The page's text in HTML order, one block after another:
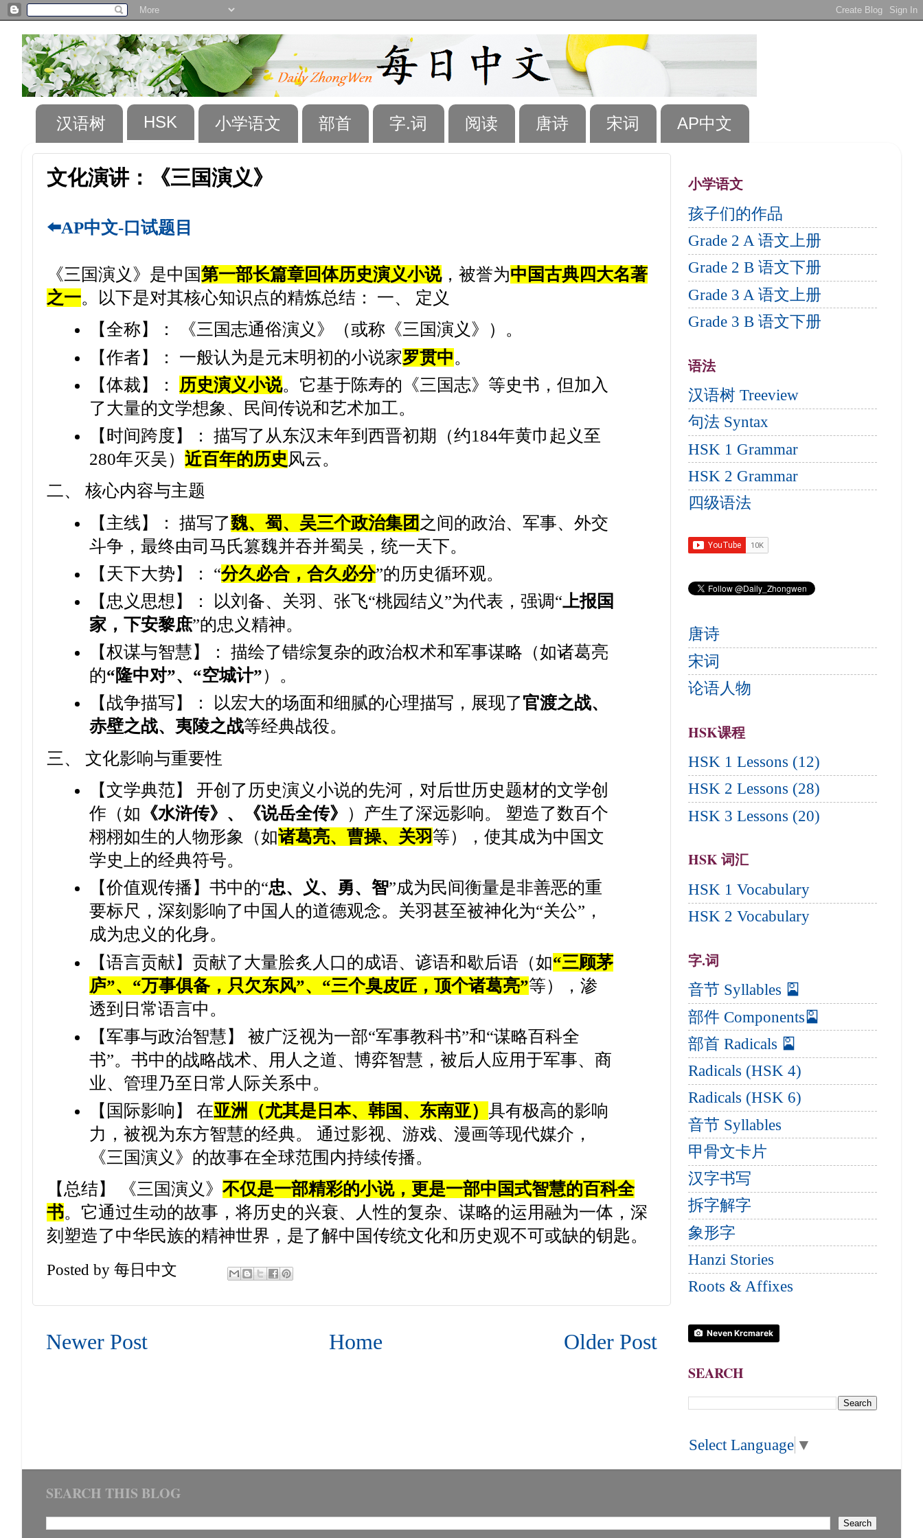
汉语树 HSK 小学语文 部首 字.词 阅读 唐诗 宋词 AP中文
文化演讲：《三国演义》
⬅️AP中文-口试题目
《三国演义》是中国第一部长篇章回体历史演义小说，被誉为中国古典四大名著
之一。以下是对其核心知识点的精炼总结： 一、 定义
【全称】： 《三国志通俗演义》（或称《三国演义》）。
【作者】： 一般认为是元末明初的小说家罗贯中。
【体裁】： 历史演义小说。它基于陈寿的《三国志》等史书，但加入
了大量的文学想象、民间传说和艺术加工。
【时间跨度】： 描写了从东汉末年到西晋初期（约184年黄巾起义至
280年灭吴） 近百年的历史 风云。
二、 核心内容与主题
【主线】： 描写了魏、蜀、吴三个政治集团 之间的政治、军事、外交
斗争，最终由司马氏篡魏并吞并蜀吴，统一天下。
【天下大势】： “分久必合，合久必分”的历史循环观。
【忠义思想】： 以刘备、关羽、张飞“桃园结义”为代表，强调“上报国
家，下安黎庶”的忠义精神。
【权谋与智慧】： 描绘了错综复杂的政治权术和军事谋略（如诸葛亮
的“隆中对”、“空城计”）。
【战争描写】： 以宏大的场面和细腻的心理描写，展现了官渡之战、
赤壁之战、夷陵之战等经典战役。
三、 文化影响与重要性
【文学典范】 开创了历史演义小说的先河，对后世历史题材的文学创
作（如 《水浒传》、《说岳全传》
）产生了深远影响。 塑造了数百个
栩栩如生的人物形象（如诸葛亮、曹操、关羽等），使其成为中国文
学史上的经典符号。
【价值观传播】书中的“忠、义、勇、智”成为民间衡量是非善恶的重
要标尺，深刻影响了中国人的道德观念。关羽甚至被神化为“关公”，
成为忠义的化身。
【语言贡献】贡献了大量脍炙人口的成语、谚语和歇后语（如“三顾茅
庐”、“万事俱备，只欠东风”、“三个臭皮匠，顶个诸葛亮”等），渗
透到日常语言中。
【军事与政治智慧】 被广泛视为一部“军事教科书”和“谋略百科全
书”。书中的战略战术、用人之道、博弈智慧，被后人应用于军事、商
业、管理乃至日常人际关系中。
【国际影响】 在亚洲（尤其是日本、韩国、东南亚） 具有极高的影响
力，被视为东方智慧的经典。 通过影视、游戏、漫画等现代媒介，
《三国演义》的故事在全球范围内持续传播。
【总结】 《三国演义》 不仅是一部精彩的小说，更是一部中国式智慧的百科全
书。它通过生动的故事，将历史的兴衰、人性的复杂、谋略的运用融为一体，深
刻塑造了中华民族的精神世界，是了解中国传统文化和历史观不可或缺的钥匙。
Posted by 每日中文
Newer Post Older Post
Home
小学语文
孩子们的作品
Grade 2 A 语文上册
Grade 2 B 语文下册
Grade 3 A 语文上册
Grade 3 B 语文下册
语法
汉语树 Treeview
句法 Syntax
HSK 1 Grammar
HSK 2 Grammar
四级语法
唐诗
宋词
论语人物
HSK课程
HSK 1 Lessons (12)
HSK 2 Lessons (28)
HSK 3 Lessons (20)
HSK 词汇
HSK 1 Vocabulary
HSK 2 Vocabulary
字.词
音节 Syllables 🎴
部件 Components🎴
部首 Radicals 🎴
Radicals (HSK 4)
Radicals (HSK 6)
音节 Syllables
甲骨文卡片
汉字书写
拆字解字
象形字
Hanzi Stories
Roots & Affixes
Neven Krcmarek
SEARCH
Select Language ▼
SEARCH THIS BLOG